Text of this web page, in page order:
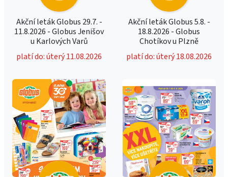
Akční leták Globus 29.7. -
11.8.2026 - Globus Jenišov
u Karlových Varů
platí do: úterý 11.08.2026
Akční leták Globus 5.8. -
18.8.2026 - Globus
Chotíkov u Plzně
platí do: úterý 18.08.2026